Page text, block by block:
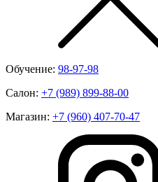
Обучение: 98-97-98
Салон: +7 (989) 899-88-00
Магазин: +7 (960) 407-70-47